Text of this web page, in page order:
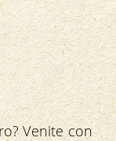
Venite con